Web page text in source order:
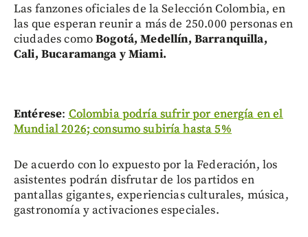
Las fanzones oficiales de la Selección Colombia, en
las que esperan reunir a más de 250.000 personas en
ciudades comoBogotá, Medellín, Barranquilla,
Cali, Bucaramanga y Miami.
Entérese: Colombia podría sufrir por energía en el
Mundial 2026; consumo subiría hasta 5%
De acuerdo con lo expuesto por la Federación, los
asistentes podrán disfrutar de los partidos en
pantallas gigantes, experiencias culturales, música,
gastronomía y activaciones especiales.